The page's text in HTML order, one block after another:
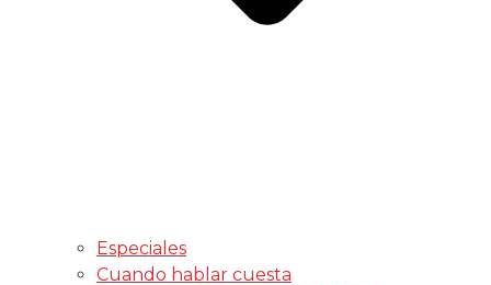
Especiales
Cuando hablar cuesta